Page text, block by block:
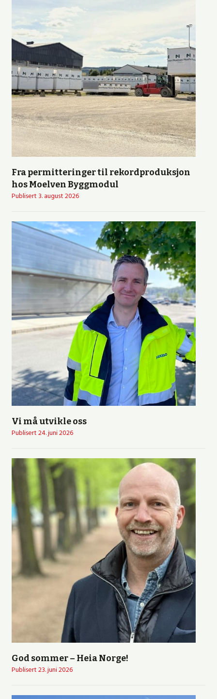
Fra permitteringer til rekordproduksjon
hos Moelven Byggmodul
Publisert 3. august 2026
Vi må utvikle oss
Publisert24. juni 2026
God sommer – Heia Norge!
Publisert23. juni 2026